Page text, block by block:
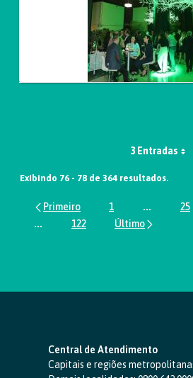
3 Entradas
Exibindo 76 - 78 de 364 resultados.
Página
1 ...Páginas25
...Páginas intermediárias Usar ABA
Página
122
Central de Atendimento
Capitais e regiões